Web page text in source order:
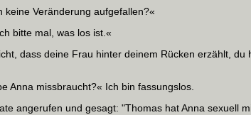
keine Veränderung aufgefallen?«
bitte mal, was los ist.«
dass deine Frau hinter deinem Rücken erzählt, du
Anna missbraucht?« Ich bin fassungslos.
angerufen und gesagt: "Thomas hat Anna sexuell